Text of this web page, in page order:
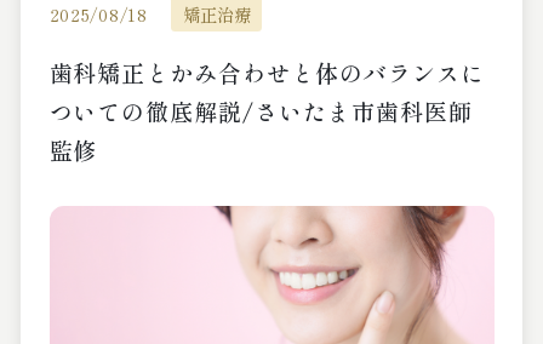
2025/08/18 矯正治療
歯科矯正とかみ合わせと体のバランスに
ついての徹底解説/さいたま市歯科医師
監修